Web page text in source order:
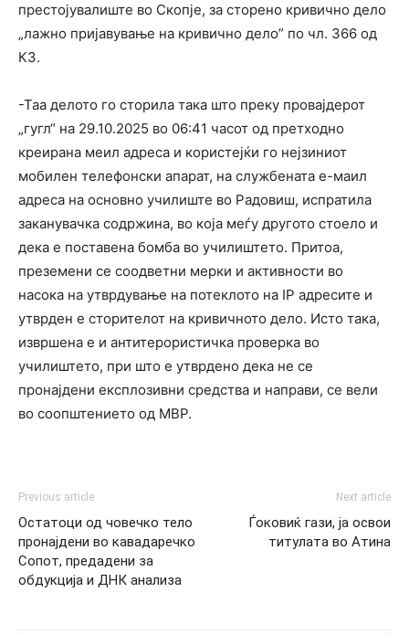
престојувалиште во Скопје, за сторено кривично дело
„лажно пријавување на кривично дело” по чл. 366 од
КЗ.
-Таа делото го сторила така што преку провајдерот
„гугл“ на 29.10.2025 во 06:41 часот од претходно
креирана меил адреса и користејќи го нејзиниот
мобилен телефонски апарат, на службената е-маил
адреса на основно училиште во Радовиш, испратила
заканувачка содржина, во која меѓу другото стоело и
дека е поставена бомба во училиштето. Притоа,
преземени се соодветни мерки и активности во
насока на утврдување на потеклото на IP адресите и
утврден е сторителот на кривичното дело. Исто така,
извршена е и антитерористичка проверка во
училиштето, при што е утврдено дека не се
пронајдени експлозивни средства и направи, се вели
во соопштението од МВР.
Previous article
Остатоци од човечко тело
пронајдени во кавадаречко
Сопот, предадени за
обдукција и ДНК анализа
Next article
Ѓоковиќ гази, ја освои
титулата во Атина